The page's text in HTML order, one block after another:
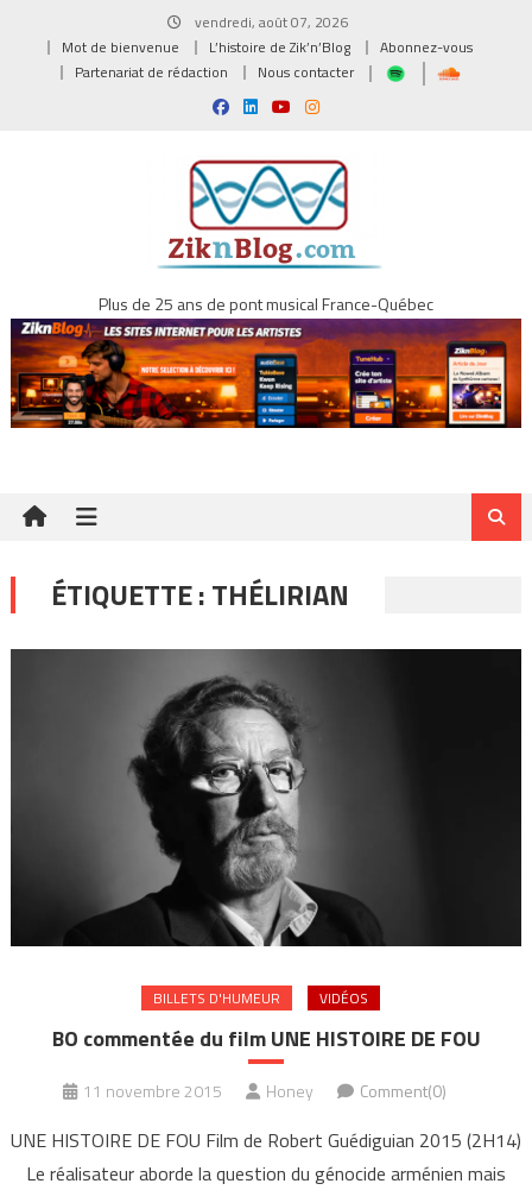
vendredi, août 07, 2026
Mot de bienvenue
L’histoire de Zik’n’Blog
Abonnez-vous
Partenariat de rédaction
Nous contacter
Plus de 25 ans de pont musical France-Québec
ÉTIQUETTE :THÉLIRIAN
BILLETS D'HUMEUR VIDÉOS
BO commentée du film UNE HISTOIRE DE FOU
11 novembre 2015 Honey Comment(0)
UNE HISTOIRE DE FOU Film de Robert Guédiguian 2015 (2H14)
Le réalisateur aborde la question du génocide arménien mais